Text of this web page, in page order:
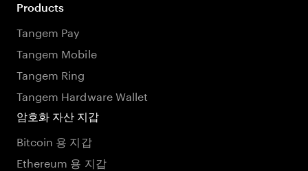
Products
Tangem Pay
Tangem Mobile
Tangem Ring
Tangem Hardware Wallet
암호화 자산 지갑
Bitcoin 용 지갑
Ethereum 용 지갑